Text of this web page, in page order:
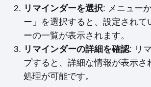
リマインダーを選択: メニュー
ー」を選択すると、設定されて
ーの一覧が表示されます。
リマインダーの詳細を確認: リ
プすると、詳細な情報が表示さ
処理が可能です。